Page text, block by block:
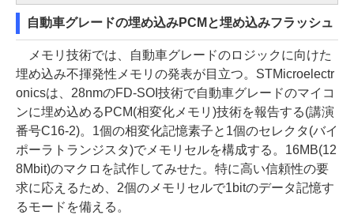
自動車グレードの埋め込みPCMと埋め込みフラッシュ
メモリ技術では、自動車グレードのロジックに向けた
埋め込み不揮発性メモリの発表が目立つ。STMicroelectr
onicsは、28nmのFD-SOI技術で自動車グレードのマイコ
ンに埋め込めるPCM(相変化メモリ)技術を報告する(講演
番号C16-2)。1個の相変化記憶素子と1個のセレクタ(バイ
ポーラトランジスタ)でメモリセルを構成する。16MB(12
8Mbit)のマクロを試作してみせた。特に高い信頼性の要
求に応えるため、2個のメモリセルで1bitのデータ記憶す
るモードを備える。